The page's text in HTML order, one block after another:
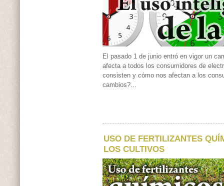
El pasado 1 de junio entró en vigor un
afecta a todos los consumidores de
consisten y cómo nos afectan a los
cambios?...
USO DE FERTILIZANTES
LOS CULTIVOS